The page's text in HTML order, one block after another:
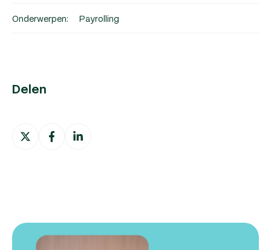
Onderwerpen: Payrolling
Delen
Deel
op
Deel
op
Deel
op